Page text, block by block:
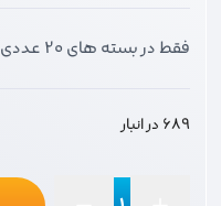
فقط در بسته های 20 عددی
689 در انبار